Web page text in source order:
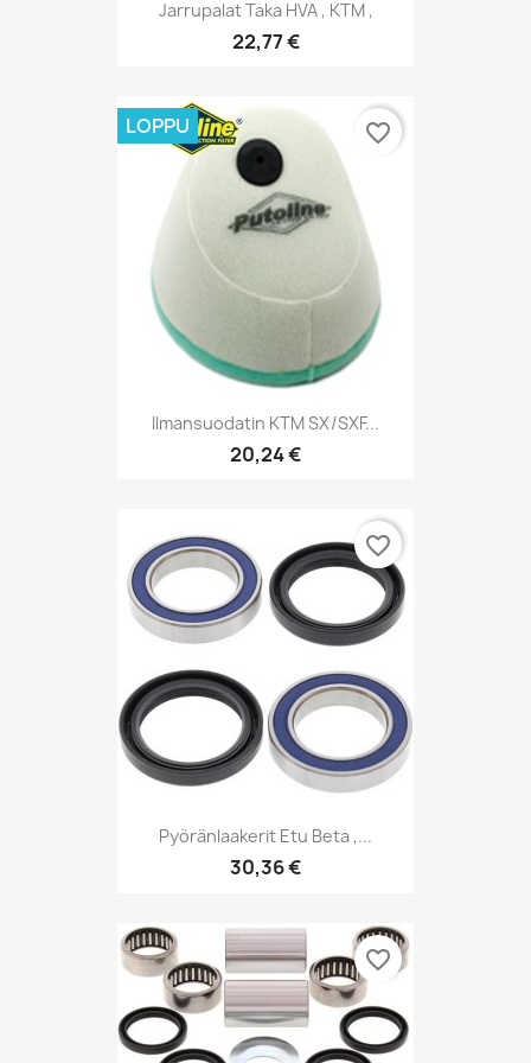
Jarrupalat Taka HVA , KTM ,
22,77 €
Ilmansuodatin KTM SX/SXF...
20,24 €
LOPPU favorite_border
Pyöränlaakerit Etu Beta ,...
30,36 €
favorite_border
favorite_border